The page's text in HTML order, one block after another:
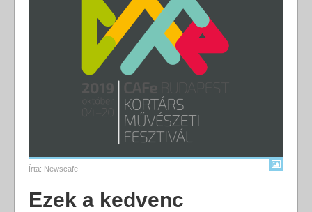
Írta: Newscafe
Ezek a kedvenc